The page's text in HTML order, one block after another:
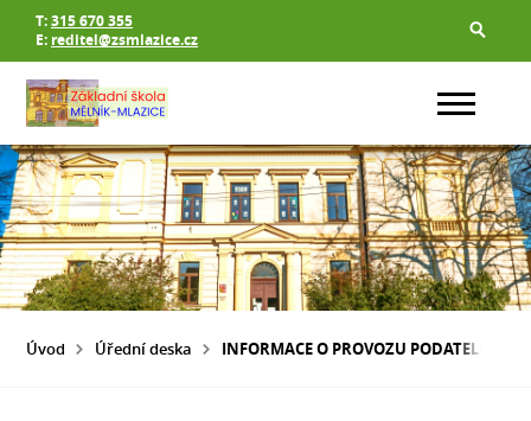
T:315 670 355
E: reditel@zsmlazice.cz
Úvod Úřední deska INFORMACE O PROVOZU PODATELNY